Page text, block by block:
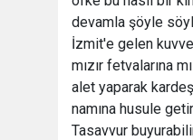
devamla şöyle
İzmit'e gelen
mızır fetvalarına
alet yaparak
namına husule
Tasavvur